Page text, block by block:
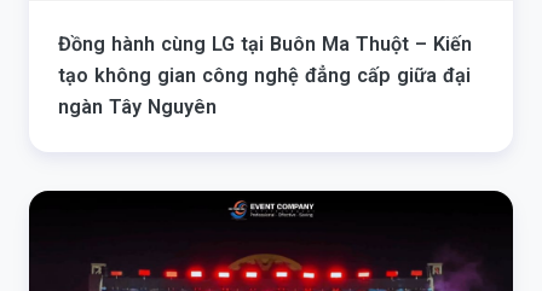
Đồng hành cùng LG tại Buôn Ma Thuột – Kiến
tạo không gian công nghệ đẳng cấp giữa đại
ngàn Tây Nguyên